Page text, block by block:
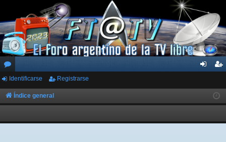
or
os
ar
ist
rs
Identificarse Registrarse
Índice general